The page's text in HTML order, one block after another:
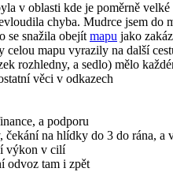
v oblasti kde je poměrně
chyba. Mudrce jsem do
se snažila obejítmapu jako
mapu vyrazily na další
rozhledny, a sedlo) mělo
věci v odkazech
a podporu
na hlídky do 3 do rána, a
výkon v cilí
odvoz tam i zpět